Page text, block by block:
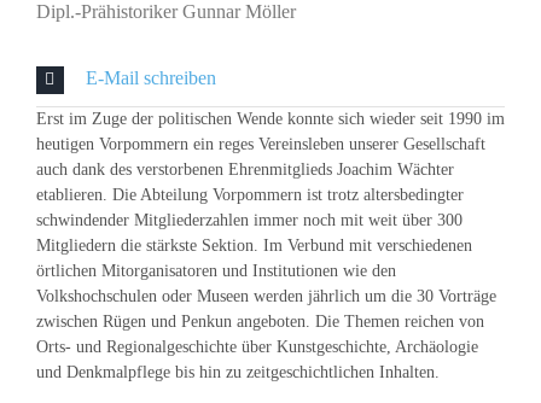
Dipl.-Prähistoriker Gunnar Möller
E-Mail schreiben
Erst im Zuge der politischen Wende konnte sich wieder seit 1990 im
heutigen Vorpommern ein reges Vereinsleben unserer Gesellschaft
auch dank des verstorbenen Ehrenmitglieds Joachim Wächter
etablieren. Die Abteilung Vorpommern ist trotz altersbedingter
schwindender Mitgliederzahlen immer noch mit weit über 300
Mitgliedern die stärkste Sektion. Im Verbund mit verschiedenen
örtlichen Mitorganisatoren und Institutionen wie den
Volkshochschulen oder Museen werden jährlich um die 30 Vorträge
zwischen Rügen und Penkun angeboten. Die Themen reichen von
Orts- und Regionalgeschichte über Kunstgeschichte, Archäologie
und Denkmalpflege bis hin zu zeitgeschichtlichen Inhalten.